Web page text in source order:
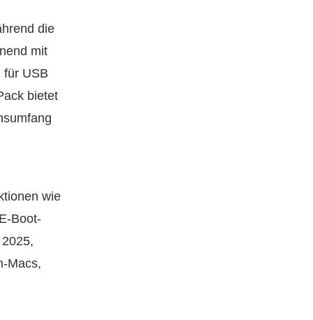
die
mit
für USB
bietet
wie
Boot-
Macs,